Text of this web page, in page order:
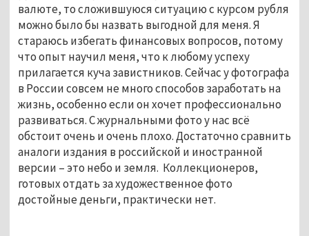
валюте, то сложившуюся ситуацию с курсом рубля
можно было бы назвать выгодной для меня. Я
стараюсь избегать финансовых вопросов, потому
что опыт научил меня, что к любому успеху
прилагается куча завистников. Сейчас у фотографа
в России совсем не много способов заработать на
жизнь, особенно если он хочет профессионально
развиваться. С журнальными фото у нас всё
обстоит очень и очень плохо. Достаточно сравнить
аналоги издания в российской и иностранной
версии – это небо и земля. Коллекционеров,
готовых отдать за художественное фото
достойные деньги, практически нет.